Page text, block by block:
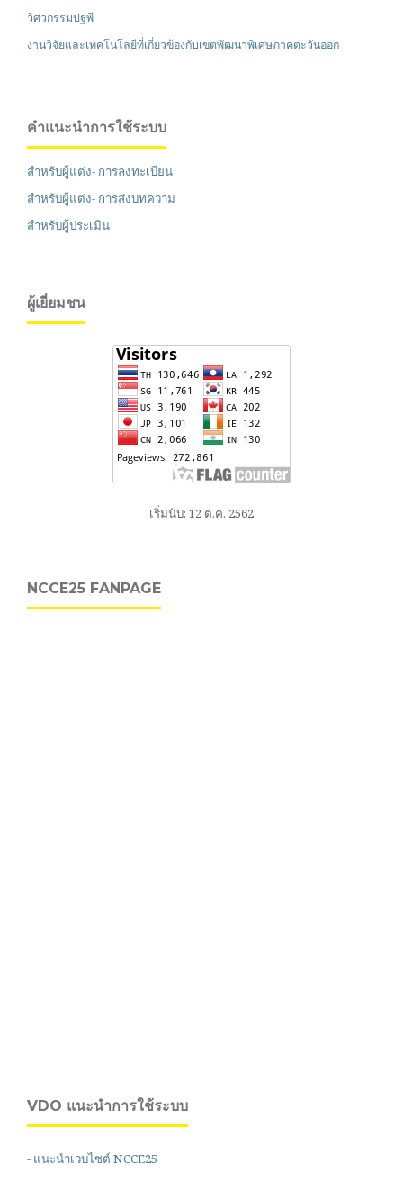
วิศวกรรมปฐพี
งานวิจัยและเทคโนโลยีที่เกี่ยวข้องกับเขตพัฒนาพิเศษภาคตะวันออก
คำแนะนำการใช้ระบบ
สำหรับผู้แต่ง- การลงทะเบียน
สำหรับผู้แต่ง- การส่งบทความ
สำหรับผู้ประเมิน
ผู้เยี่ยมชน
เริ่มนับ: 12 ต.ค. 2562
NCCE25 FANPAGE
VDO แนะนำการใช้ระบบ
- แนะนำเวบไซต์ NCCE25